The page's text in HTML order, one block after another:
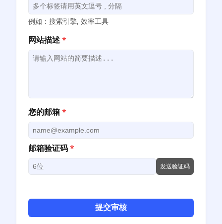
例如：搜索引擎, 效率工具
网站描述*
您的邮箱*
邮箱验证码*
发送验证码
提交审核